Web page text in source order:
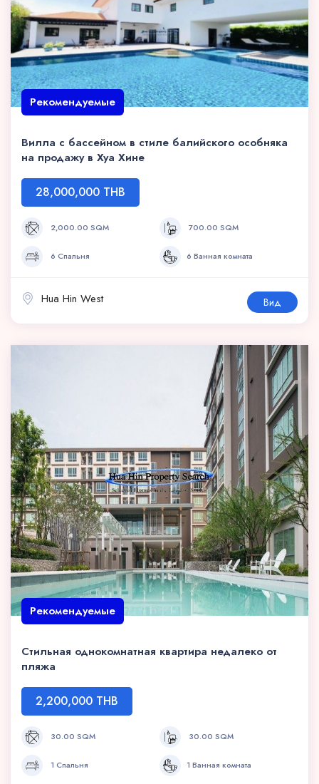
Рекомендуемые
Вилла с бассейном в стиле балийского особняка
на продажу в Хуа Хине
28,000,000 THB
2,000.00 SQM 700.00 SQM
6 Спальня 6 Ванная комната
Hua Hin West Вид
Рекомендуемые
Стильная однокомнатная квартира недалеко от
пляжа
2,200,000 THB
30.00 SQM 30.00 SQM
1 Спальня 1 Ванная комната